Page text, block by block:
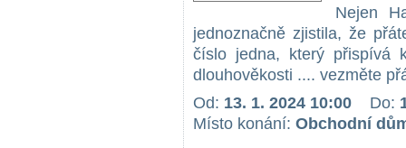
Nejen
jednoznačně zjistila, že
číslo jedna, který přispívá
dlouhověkosti .... vezměte
Od: 13. 1. 2024 10:00 Do:
Místo konání: Obchodní